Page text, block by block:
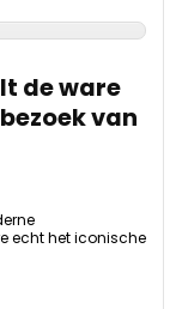
de ware
van
echt het iconische